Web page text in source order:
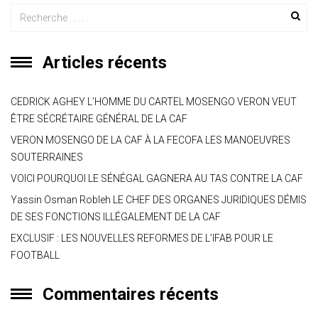
Articles récents
CEDRICK AGHEY L’HOMME DU CARTEL MOSENGO VERON VEUT
ÊTRE SÉCRÉTAIRE GÉNÉRAL DE LA CAF
VERON MOSENGO DE LA CAF À LA FECOFA LES MANOEUVRES
SOUTERRAINES
VOICI POURQUOI LE SÉNÉGAL GAGNERA AU TAS CONTRE LA CAF
Yassin Osman Robleh LE CHEF DES ORGANES JURIDIQUES DÉMIS
DE SES FONCTIONS ILLÉGALEMENT DE LA CAF
EXCLUSIF : LES NOUVELLES REFORMES DE L’IFAB POUR LE
FOOTBALL
Commentaires récents